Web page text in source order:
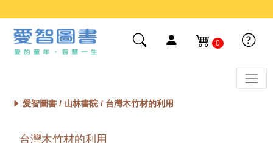
0
愛智圖書 / 山林書院/ 台灣木竹材的利用
台灣木竹材的利用